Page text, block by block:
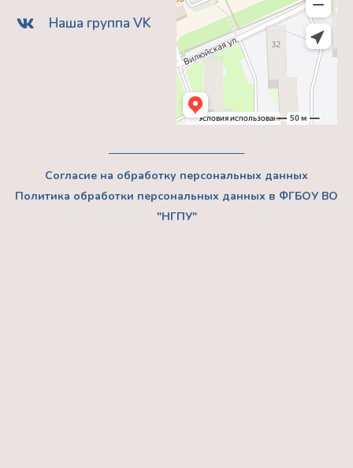
образованием
Наша группа VK
Согласие на обработку персональных данных
Политика обработки персональных данных в ФГБОУ ВО
"НГПУ"